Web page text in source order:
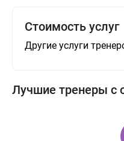
Стоимость услуг
Другие услуги
Лучшие тренеры с